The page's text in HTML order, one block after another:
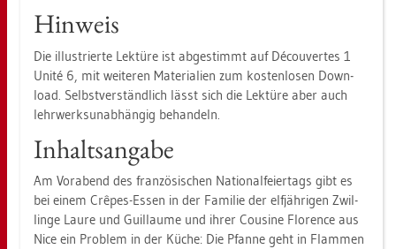
Hin­weis
Die il­lus­trier­te Lek­tü­re ist ab­ge­stimmt auf Décou­ver­tes 1
Unité 6, mit wei­te­ren Ma­te­ria­li­en zum kos­ten­lo­sen Down­
load. Selbst­ver­ständ­lich lässt sich die Lek­tü­re aber auch
lehr­werks­un­ab­hän­gig be­han­deln.
In­halts­an­ga­be
Am Vor­abend des fran­zö­si­schen Na­tio­nal­fei­er­tags gibt es
bei einem Crêpes-Essen in der Fa­mi­lie der elf­jäh­ri­gen Zwil­
lin­ge Laure und Guil­lau­me und ihrer Cou­si­ne Flo­rence aus
Nice ein Pro­blem in der Küche: Die Pfan­ne geht in Flam­men